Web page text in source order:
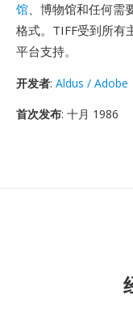
馆、博物馆和任何需
格式。TIFF受到所有
平台支持。
开发者: Aldus / Adobe
首次发布: 十月 1986